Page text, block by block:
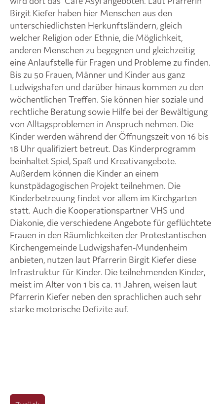
Birgit Kiefer haben hier Menschen aus den
unterschiedlichsten Herkunftsländern, gleich
welcher Religion oder Ethnie, die Möglichkeit,
anderen Menschen zu begegnen und gleichzeitig
eine Anlaufstelle für Fragen und Probleme zu finden.
Bis zu 50 Frauen, Männer und Kinder aus ganz
Ludwigshafen und darüber hinaus kommen zu den
wöchentlichen Treffen. Sie können hier soziale und
rechtliche Beratung sowie Hilfe bei der Bewältigung
von Alltagsproblemen in Anspruch nehmen. Die
Kinder werden während der Öffnungszeit von 16 bis
18 Uhr qualifiziert betreut. Das Kinderprogramm
beinhaltet Spiel, Spaß und Kreativangebote.
Außerdem können die Kinder an einem
kunstpädagogischen Projekt teilnehmen. Die
Kinderbetreuung findet vor allem im Kirchgarten
statt. Auch die Kooperationspartner VHS und
Diakonie, die verschiedene Angebote für geflüchtete
Frauen in den Räumlichkeiten der Protestantischen
Kirchengemeinde Ludwigshafen-Mundenheim
anbieten, nutzen laut Pfarrerin Birgit Kiefer diese
Infrastruktur für Kinder. Die teilnehmenden Kinder,
meist im Alter von 1 bis ca. 11 Jahren, weisen laut
Pfarrerin Kiefer neben den sprachlichen auch sehr
starke motorische Defizite auf.